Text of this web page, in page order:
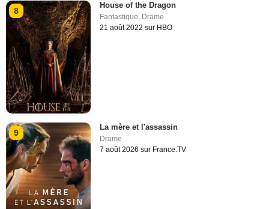
8
House of the Dragon
Fantastique, Drame
21 août 2022 sur HBO
9
La mère et l'assassin
Drame
7 août 2026 sur France.TV